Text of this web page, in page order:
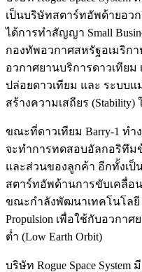
เป็นบริษัทสตาร์ทอัพด้ายอว
ได้การทำสัญญา Small
กองทัพอวกาศสหรัฐอเมริก
อวกาศยานบริการดาวเทียม
ปล่อยดาวเทียม และ ระบบแม่
สร้างความเสถียร
ขณะที่ดาวเทียม Barry-1 ทำ
จะทำการทดสอบอัลกอริทึ
และส่วนของลูกค้า อีกทั้งเ
สตาร์ทอัพด้านการขับเคลื่อน
ขณะกำลังพัฒนาเทคโนโลยี
Propulsion เพื่อใช้กับอวกา
ต่ำ (Low Earth Orbit)
บริษัท Rogue Space